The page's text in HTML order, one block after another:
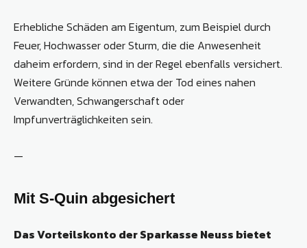
Erhebliche Schäden am Eigentum, zum Beispiel durch
Feuer, Hochwasser oder Sturm, die die Anwesenheit
daheim erfordern, sind in der Regel ebenfalls versichert.
Weitere Gründe können etwa der Tod eines nahen
Verwandten, Schwangerschaft oder
Impfunverträglichkeiten sein.
—
Mit S-Quin abgesichert
Das Vorteilskonto der Sparkasse Neuss bietet